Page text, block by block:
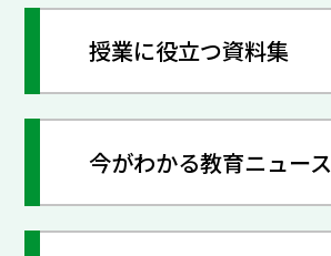
授業に役立つ資料集
今がわかる教育ニュース